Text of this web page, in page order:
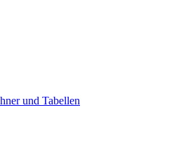
und Tabellen